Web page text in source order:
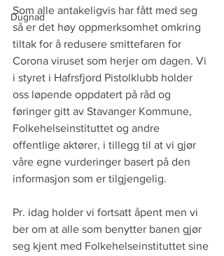
Dugnad
Som alle antakeligvis har fått med seg
så er det høy oppmerksomhet omkring
tiltak for å redusere smittefaren for
Corona viruset som herjer om dagen. Vi
i styret i Hafrsfjord Pistolklubb holder
oss løpende oppdatert på råd og
føringer gitt av Stavanger Kommune,
Folkehelseinstituttet og andre
offentlige aktører, i tillegg til at vi gjør
våre egne vurderinger basert på den
informasjon som er tilgjengelig.
Pr. idag holder vi fortsatt åpent men vi
ber om at alle som benytter banen gjør
seg kjent med Folkehelseinstituttet sine